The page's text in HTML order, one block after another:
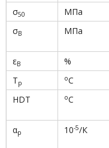
σ50 МПа
σB МПа
εB %
Tp
оС
HDT
оС
αp 10-5/К